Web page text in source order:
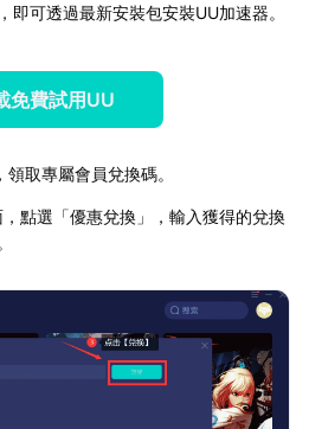
即可透過最新安裝包安裝UU加速器。
免費試用UU
取專屬會員兌換碼。
點選「優惠兌換」，輸入獲得的兌換